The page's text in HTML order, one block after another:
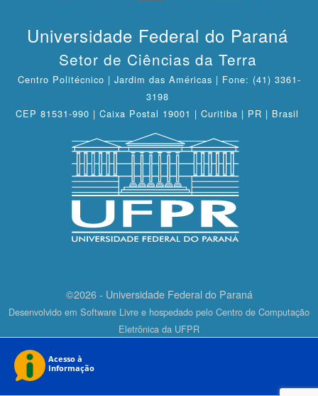
Universidade Federal do Paraná
Setor de Ciências da Terra
Centro Politécnico | Jardim das Américas | Fone: (41) 3361-
3198
CEP 81531-990 | Caixa Postal 19001 | Curitiba | PR | Brasil
©2026 - Universidade Federal do Paraná
Desenvolvido em Software Livre e hospedado pelo Centro de Computação
Eletrônica da UFPR